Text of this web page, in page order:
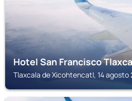
Hotel San Francisco
Tlaxcala de Xicohtencatl, 14 agosto